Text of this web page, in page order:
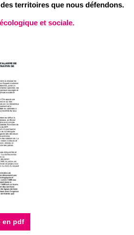
territoires que nous défendons.
et sociale.
en pdf